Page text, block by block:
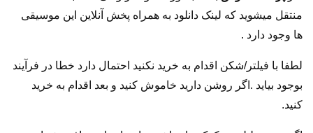
منتقل میشوید که لینک دانلود به همراه پخش آنلاین این موسیقی
ها وجود دارد .
لطفا با فیلتر/شکن اقدام به خرید نکنید احتمال دارد خطا در فرآیند
بوجود بیاید .اگر روشن دارید خاموش کنید و بعد اقدام به خرید
کنید.